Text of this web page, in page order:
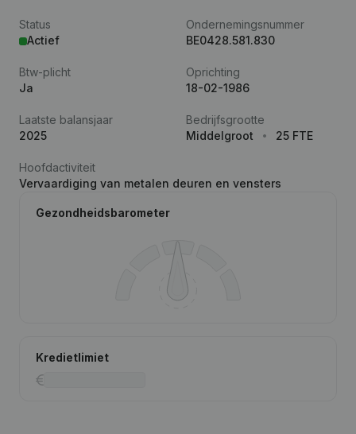
Status
Actief
Ondernemingsnummer
BE0428.581.830
Btw-plicht
Ja
Oprichting
18-02-1986
Laatste balansjaar
2025
Bedrijfsgrootte
Middelgroot
25 FTE
Hoofdactiviteit
Vervaardiging van metalen deuren en vensters
Gezondheidsbarometer
Kredietlimiet